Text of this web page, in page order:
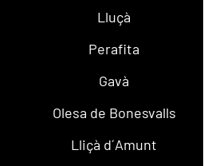
Lluçà
Perafita
Gavà
Olesa de Bonesvalls
Lliçà d´Amunt